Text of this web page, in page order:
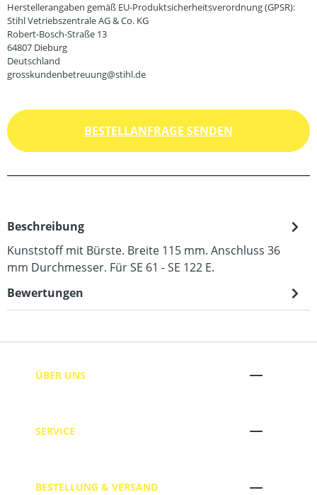
Herstellerangaben gemäß EU-Produktsicherheitsverordnung (GPSR):
Stihl Vetriebszentrale AG & Co. KG
Robert-Bosch-Straße 13
64807 Dieburg
Deutschland
grosskundenbetreuung@stihl.de
BESTELLANFRAGE SENDEN
Beschreibung
Kunststoff mit Bürste. Breite 115 mm. Anschluss 36
mm Durchmesser. Für SE 61 - SE 122 E.
Bewertungen
ÜBER UNS
SERVICE
BESTELLUNG & VERSAND